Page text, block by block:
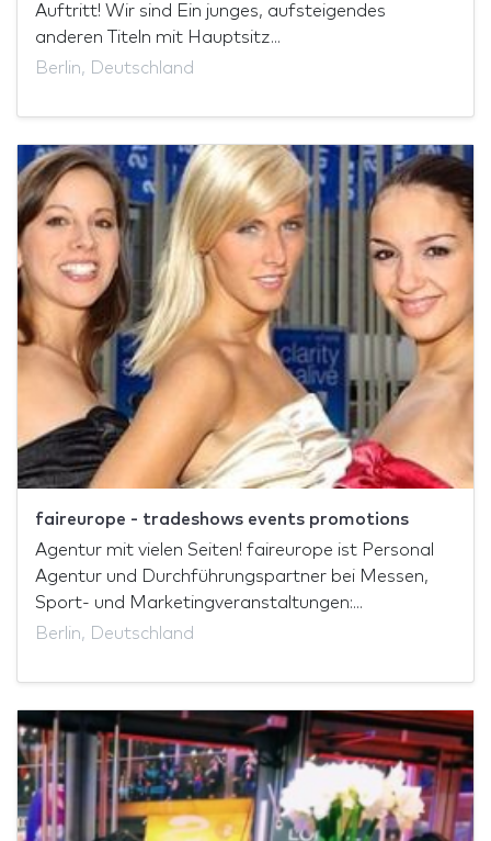
Auftritt! Wir sind Ein junges, aufsteigendes
anderen Titeln mit Hauptsitz...
Berlin, Deutschland
faireurope - tradeshows events promotions
Agentur mit vielen Seiten! faireurope ist Personal
Agentur und Durchführungspartner bei Messen,
Sport- und Marketingveranstaltungen:...
Berlin, Deutschland